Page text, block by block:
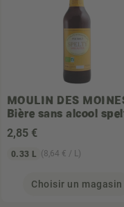
MOULIN DES
Bière sans alcool
2,85 €
0.33 L (8,64 € / L)
Choisir un magasin